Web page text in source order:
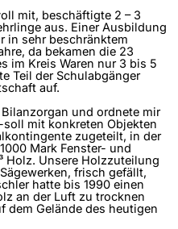
mit, beschäftigte 2 – 3
aus. Einer Ausbildung
in sehr beschränktem
da bekamen die 23
im Kreis Waren nur 3 bis 5
Teil der Schulabgänger
auf.
und ordnete mir
mit konkreten Objekten
zugeteilt, in der
Mark Fenster- und
Holz. Unsere Holzzuteilung
frisch gefällt,
hatte bis 1990 einen
an der Luft zu trocknen
dem Gelände des heutigen